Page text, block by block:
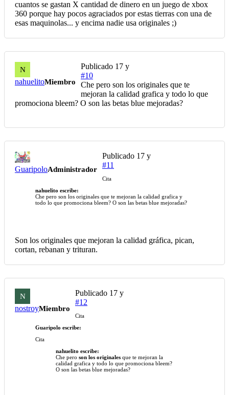
cuantos se gastan X cantidad de dinero en un juego de xbox
360 porque hay pocos agraciados por estas tierras con una de
esas maquinolas... y encima nadie usa originales ;)
N
nahuelitoMiembro
Publicado 17 y
#10
Che pero son los originales que te
mejoran la calidad grafica y todo lo que
promociona bleem? O son las betas blue mejoradas?
GuaripoloAdministrador
Publicado 17 y
#11
Cita
nahuelito escribe:
Che pero son los originales que te mejoran la calidad grafica y
todo lo que promociona bleem? O son las betas blue mejoradas?
Son los originales que mejoran la calidad gráfica, pican,
cortan, rebanan y trituran.
N
nostroyMiembro
Publicado 17 y
#12
Cita
Guaripolo escribe:
Cita
nahuelito escribe:
Che pero son los originales que te mejoran la
calidad grafica y todo lo que promociona bleem?
O son las betas blue mejoradas?